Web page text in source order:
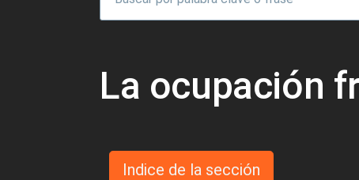
La ocupación
Indice de la sección